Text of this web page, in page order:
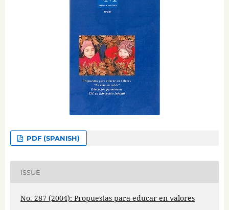
PDF (SPANISH)
ISSUE
No. 287 (2004): Propuestas para educar en valores